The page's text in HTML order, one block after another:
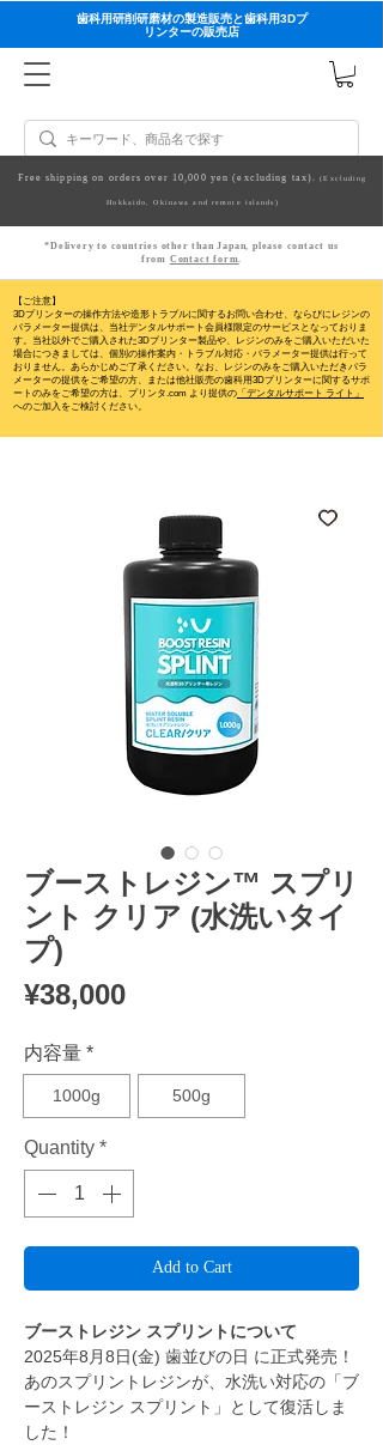
歯科用研削研磨材の製造販売と歯科用3Dプ
リンターの販売店
Free shipping on orders over 10,000 yen (excluding tax). (Excluding
Hokkaido, Okinawa and remote islands)
*Delivery to countries other than Japan, please contact us
from Contact form.
【ご注意】
3Dプリンターの操作方法や造形トラブルに関するお問い合わせ、ならびにレジンの
パラメーター提供は、当社デンタルサポート会員様限定のサービスとなっておりま
す。当社以外でご購入された3Dプリンター製品や、レジンのみをご購入いただいた
場合につきましては、個別の操作案内・トラブル対応・パラメーター提供は行って
おりません。 あらかじめご了承ください。なお、レジンのみをご購入いただきパラ
メーターの提供をご希望の方、または他社販売の歯科用3Dプリンターに関するサポ
ートのみをご希望の方は、プリンタ.com より提供の 「デンタルサポート ライト」
へのご加入をご検討ください。
ブーストレジン™︎ スプリ
ント クリア (水洗いタイ
プ)
¥38,000Price
内容量 *
1000g 500g
Quantity *
Add to Cart
ブーストレジン スプリントについて
2025年8月8日(金) 歯並びの日 に正式発売！
あのスプリントレジンが、水洗い対応の「ブ
ーストレジン スプリント」として復活しま
した！